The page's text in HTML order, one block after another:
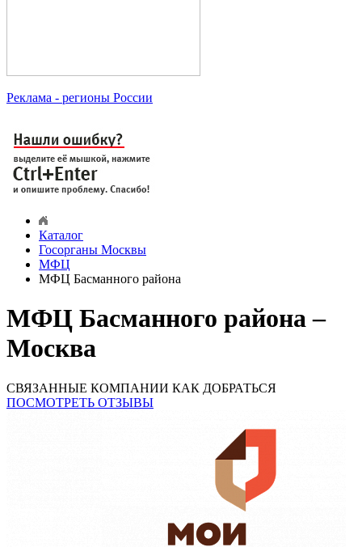
Реклама - регионы России
Каталог
Госорганы Москвы
МФЦ
МФЦ Басманного района
МФЦ Басманного района –
Москва
СВЯЗАННЫЕ КОМПАНИИ КАК ДОБРАТЬСЯ
ПОСМОТРЕТЬ ОТЗЫВЫ